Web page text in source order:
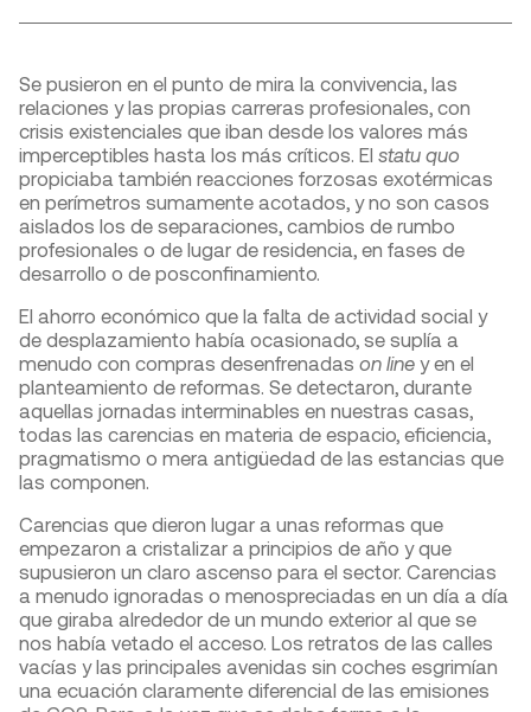
Se pusieron en el punto de mira la convivencia, las
relaciones y las propias carreras profesionales, con
crisis existenciales que iban desde los valores más
imperceptibles hasta los más críticos. El statu quo
propiciaba también reacciones forzosas exotérmicas
en perímetros sumamente acotados, y no son casos
aislados los de separaciones, cambios de rumbo
profesionales o de lugar de residencia, en fases de
desarrollo o de posconfinamiento.
El ahorro económico que la falta de actividad social y
de desplazamiento había ocasionado, se suplía a
menudo con compras desenfrenadas on line y en el
planteamiento de reformas. Se detectaron, durante
aquellas jornadas interminables en nuestras casas,
todas las carencias en materia de espacio, eficiencia,
pragmatismo o mera antigüedad de las estancias que
las componen.
Carencias que dieron lugar a unas reformas que
empezaron a cristalizar a principios de año y que
supusieron un claro ascenso para el sector. Carencias
a menudo ignoradas o menospreciadas en un día a día
que giraba alrededor de un mundo exterior al que se
nos había vetado el acceso. Los retratos de las calles
vacías y las principales avenidas sin coches esgrimían
una ecuación claramente diferencial de las emisiones